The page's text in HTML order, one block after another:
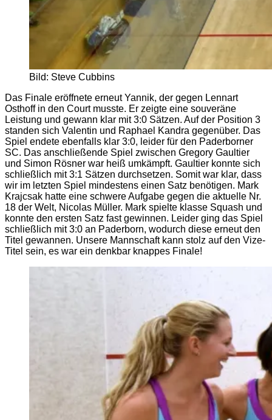
Bild: Steve Cubbins
Das Finale eröffnete erneut Yannik, der gegen Lennart
Osthoff in den Court musste. Er zeigte eine souveräne
Leistung und gewann klar mit 3:0 Sätzen. Auf der Position 3
standen sich Valentin und Raphael Kandra gegenüber. Das
Spiel endete ebenfalls klar 3:0, leider für den Paderborner
SC. Das anschließende Spiel zwischen Gregory Gaultier
und Simon Rösner war heiß umkämpft. Gaultier konnte sich
schließlich mit 3:1 Sätzen durchsetzen. Somit war klar, dass
wir im letzten Spiel mindestens einen Satz benötigen. Mark
Krajcsak hatte eine schwere Aufgabe gegen die aktuelle Nr.
18 der Welt, Nicolas Müller. Mark spielte klasse Squash und
konnte den ersten Satz fast gewinnen. Leider ging das Spiel
schließlich mit 3:0 an Paderborn, wodurch diese erneut den
Titel gewannen. Unsere Mannschaft kann stolz auf den Vize-
Titel sein, es war ein denkbar knappes Finale!